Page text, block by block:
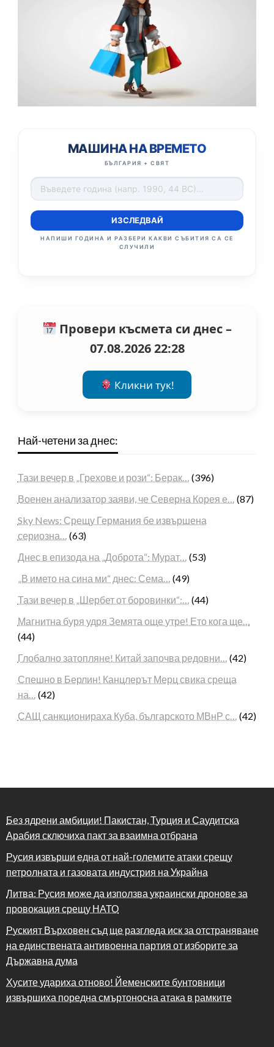
МАШИНА НА ВРЕМЕТО
БЪЛГАРИЯ + СВЯТ
ИЗСЛЕДВАЙ
НАПИШИ ГОДИНА И РАЗБЕРИ КАКВИ СЪБИТИЯ СА СЕ
СЛУЧИЛИ
Провери късмета си днес –
07.08.2026 22:28
Кликни тук!
Най-четени за днес:
Тази вечер в „Грехове и рози“: Берак…
(396)
Военен анализатор заяви, че Северна Корея е…
(87)
Sky News: Срещу Германия бе извършена
сериозна…
(63)
Днес в епизода на „Доброта“: Мурат…
(53)
„В името на сина ми“ днес: Сема…
(49)
Тази вечер в „Шербет от боровинки“:…
(44)
Магнитна буря удря Земята още утре! Ето кога ще…
(44)
Глобално затопляне! Китай започва редовни…
(42)
Спешно в Берлин! Канцлерът Мерц свика среща
на…
(42)
САЩ санкционираха Куба, българското МВнР с…
(42)
Без ядрени амбиции! Пакистан, Турция и Саудитска
Арабия сключиха пакт за взаимна отбрана
Русия извърши една от най-големите атаки срещу
петролната и газовата индустрия на Украйна
Литва: Русия може да използва украински дронове за
провокация срещу НАТО
Руският Върховен съд ще разгледа иск за отстраняване
на единствената антивоенна партия от изборите за
Държавна дума
Хусите удариха отново! Йеменските бунтовници
извършиха поредна смъртоносна атака в рамките